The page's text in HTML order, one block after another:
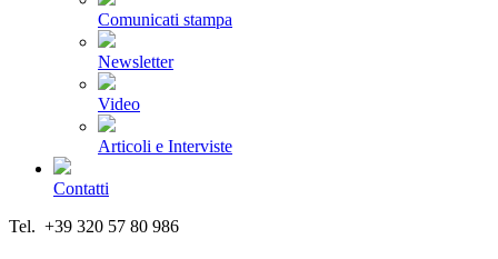
Comunicati stampa
Newsletter
Video
Articoli e Interviste
Contatti
Tel. +39 320 57 80 986